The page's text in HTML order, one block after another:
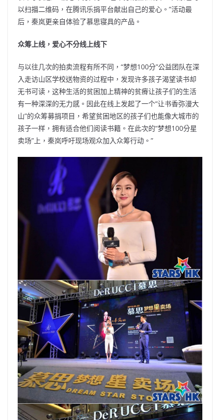
以扫描二维码，在腾讯乐捐平台献出自己的爱心。”活动最
后，秦岚更亲自体验了慕思寝具的产品。
众筹上线，爱心不分线上线下
与以往几次的拍卖流程有所不同，“梦想100分”公益团队在深
入走访山区学校送物资的过程中，发现许多孩子渴望读书却
无书可读，这种生活的贫困加上精神的贫瘠让孩子们的生活
有一种深深的无力感。因此在线上发起了一个“让书香弥漫大
山”的众筹募捐项目，希望贫困地区的孩子们也能像大城市的
孩子一样，拥有适合他们阅读书籍。在此次的“梦想100分星
卖场”上，秦岚呼吁现场观众加入众筹行动。”